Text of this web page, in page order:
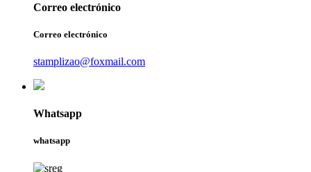
Correo electrónico
Correo electrónico
stamplizao@foxmail.com
Whatsapp
whatsapp